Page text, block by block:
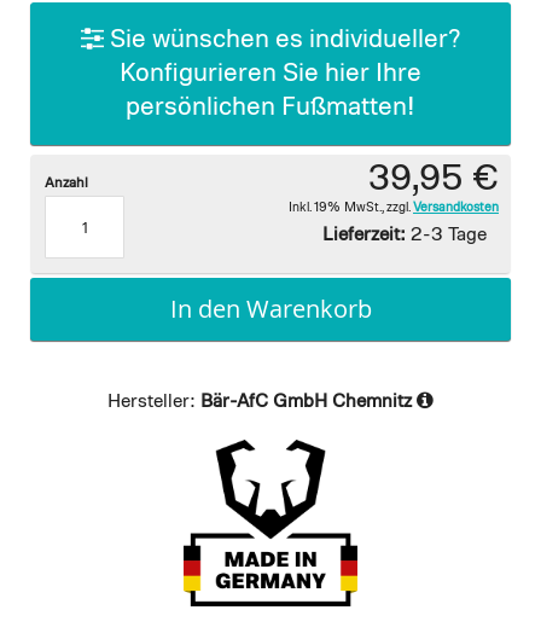
Sie wünschen es individueller?
Konfigurieren Sie hier Ihre
persönlichen Fußmatten!
39,95 €
Inkl. 19% MwSt. zzgl. Versandkosten
Lieferzeit: 2-3 Tage
Anzahl
In den Warenkorb
Hersteller: Bär-AfC GmbH Chemnitz